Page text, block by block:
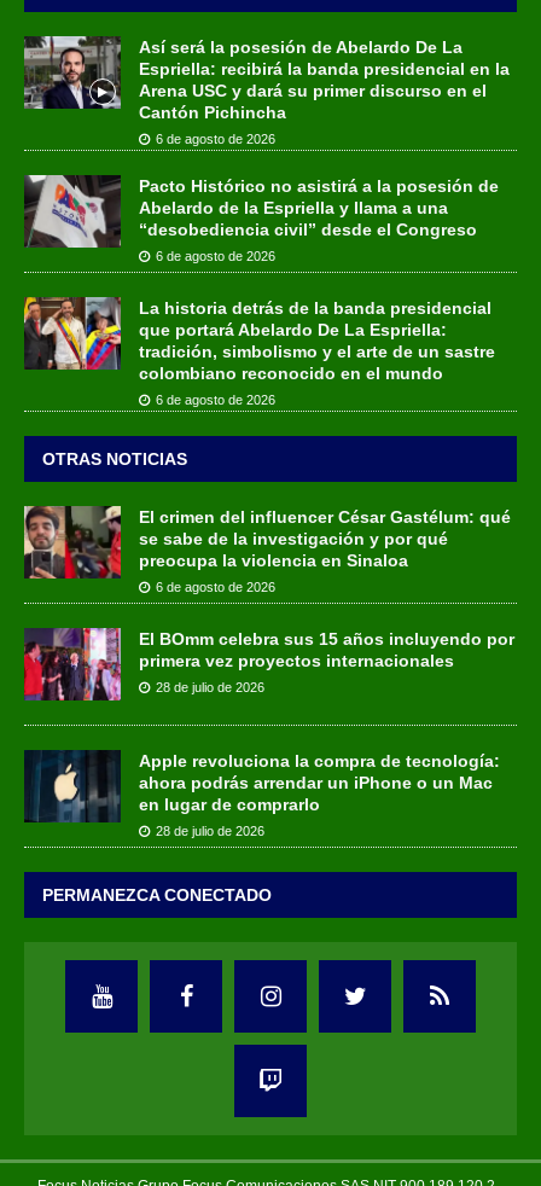
Así será la posesión de Abelardo De La
Espriella: recibirá la banda presidencial en la
Arena USC y dará su primer discurso en el
Cantón Pichincha
6 de agosto de 2026
Pacto Histórico no asistirá a la posesión de
Abelardo de la Espriella y llama a una
“desobediencia civil” desde el Congreso
6 de agosto de 2026
La historia detrás de la banda presidencial
que portará Abelardo De La Espriella:
tradición, simbolismo y el arte de un sastre
colombiano reconocido en el mundo
6 de agosto de 2026
OTRAS NOTICIAS
El crimen del influencer César Gastélum: qué
se sabe de la investigación y por qué
preocupa la violencia en Sinaloa
6 de agosto de 2026
El BOmm celebra sus 15 años incluyendo por
primera vez proyectos internacionales
28 de julio de 2026
Apple revoluciona la compra de tecnología:
ahora podrás arrendar un iPhone o un Mac
en lugar de comprarlo
28 de julio de 2026
PERMANEZCA CONECTADO